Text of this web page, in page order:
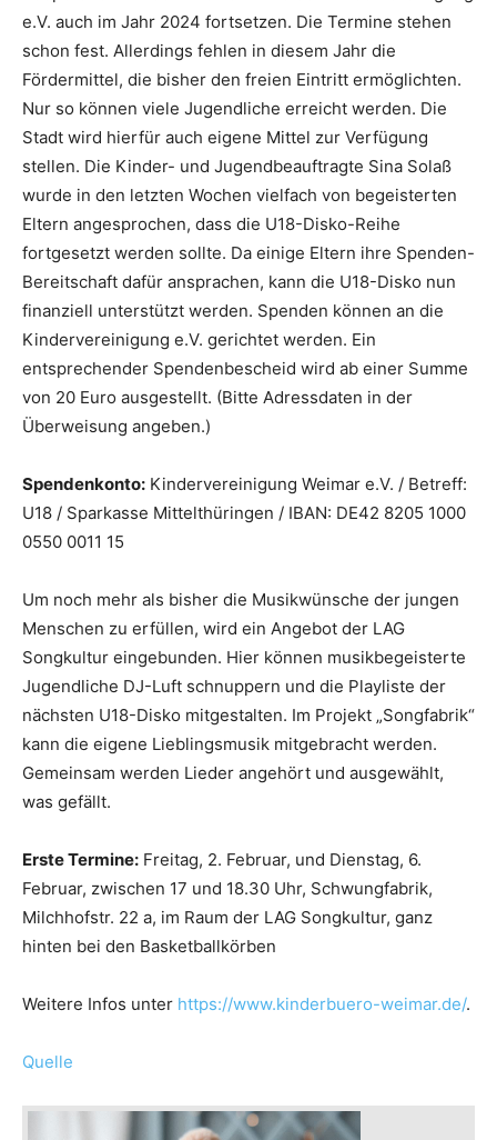
e.V. auch im Jahr 2024 fortsetzen. Die Termine stehen
schon fest. Allerdings fehlen in diesem Jahr die
Fördermittel, die bisher den freien Eintritt ermöglichten.
Nur so können viele Jugendliche erreicht werden. Die
Stadt wird hierfür auch eigene Mittel zur Verfügung
stellen. Die Kinder- und Jugendbeauftragte Sina Solaß
wurde in den letzten Wochen vielfach von begeisterten
Eltern angesprochen, dass die U18-Disko-Reihe
fortgesetzt werden sollte. Da einige Eltern ihre Spenden-
Bereitschaft dafür ansprachen, kann die U18-Disko nun
finanziell unterstützt werden. Spenden können an die
Kindervereinigung e.V. gerichtet werden. Ein
entsprechender Spendenbescheid wird ab einer Summe
von 20 Euro ausgestellt. (Bitte Adressdaten in der
Überweisung angeben.)
Spendenkonto: Kindervereinigung Weimar e.V. / Betreff:
U18 / Sparkasse Mittelthüringen / IBAN: DE42 8205 1000
0550 0011 15
Um noch mehr als bisher die Musikwünsche der jungen
Menschen zu erfüllen, wird ein Angebot der LAG
Songkultur eingebunden. Hier können musikbegeisterte
Jugendliche DJ-Luft schnuppern und die Playliste der
nächsten U18-Disko mitgestalten. Im Projekt „Songfabrik“
kann die eigene Lieblingsmusik mitgebracht werden.
Gemeinsam werden Lieder angehört und ausgewählt,
was gefällt.
Erste Termine: Freitag, 2. Februar, und Dienstag, 6.
Februar, zwischen 17 und 18.30 Uhr, Schwungfabrik,
Milchhofstr. 22 a, im Raum der LAG Songkultur, ganz
hinten bei den Basketballkörben
Weitere Infos unter https://www.kinderbuero-weimar.de/.
Quelle